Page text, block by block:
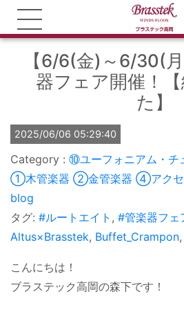
【6/6(金)～6/30(
器フェア開催！
た】
2025/06/06 05:29:40
⑩ユーフォニアム・チ
①木管楽器 ②金管楽器 ④アクセ
blog
タグ: #ルートエイト , #管楽器フェ
Altus×Brasstek, Buffet_Crampon,
こんにちは！
ブラステック高岡の森下です！